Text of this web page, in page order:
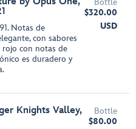
Notas de
con sabores
rojo con notas de
es duradero y
Bottle
$320.00
USD
Knights Valley,
Bottle
$80.00